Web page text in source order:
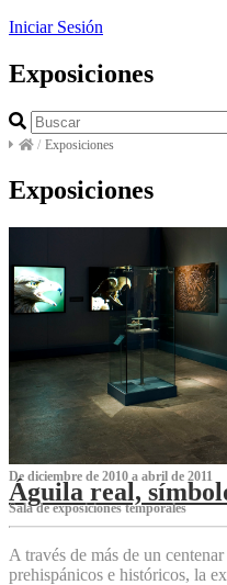
Iniciar Sesión
Exposiciones
/ Exposiciones
Exposiciones
De diciembre de 2010 a abril de 2011
Águila real,
Sala de exposiciones temporales
A través de más de un
prehispánicos e históricos, la